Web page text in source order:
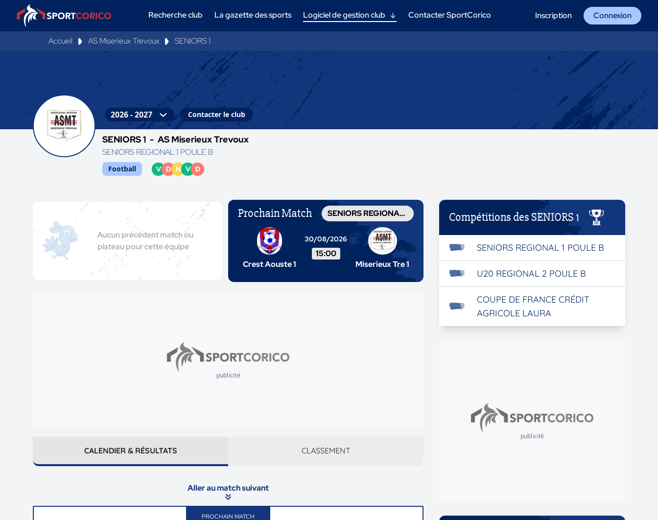
Recherche club La gazette des sports Logiciel de gestion club Contacter SportCorico Inscription Connexion
Accueil AS Miserieux Trevoux SENIORS 1
Contacter le club
SENIORS 1 -AS Miserieux Trevoux
SENIORS REGIONAL 1 POULE B
Football V D N V D
Aucun précédent match ou
plateau pour cette équipe
Prochain Match SENIORS REGIONAL 1
Crest Aouste 1
30/08/2026
15:00
Miserieux Tre 1
publicité
CALENDIER & RÉSULTATS CLASSEMENT
Aller au match suivant
PROCHAIN MATCH
Compétitions des SENIORS 1
SENIORS REGIONAL 1 POULE B
U20 REGIONAL 2 POULE B
COUPE DE FRANCE CRÉDIT
AGRICOLE LAURA
publicité